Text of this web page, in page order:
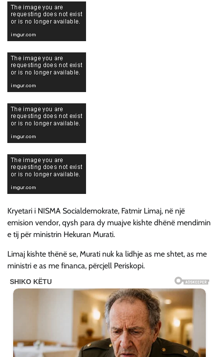
Kryetari i NISMA Socialdemokrate, Fatmir Limaj, në një
emision vendor, qysh para dy muajve kishte dhënë mendimin
e tij për ministrin Hekuran Murati.
Limaj kishte thënë se, Murati nuk ka lidhje as me shtet, as me
ministri e as me financa, përcjell Periskopi.